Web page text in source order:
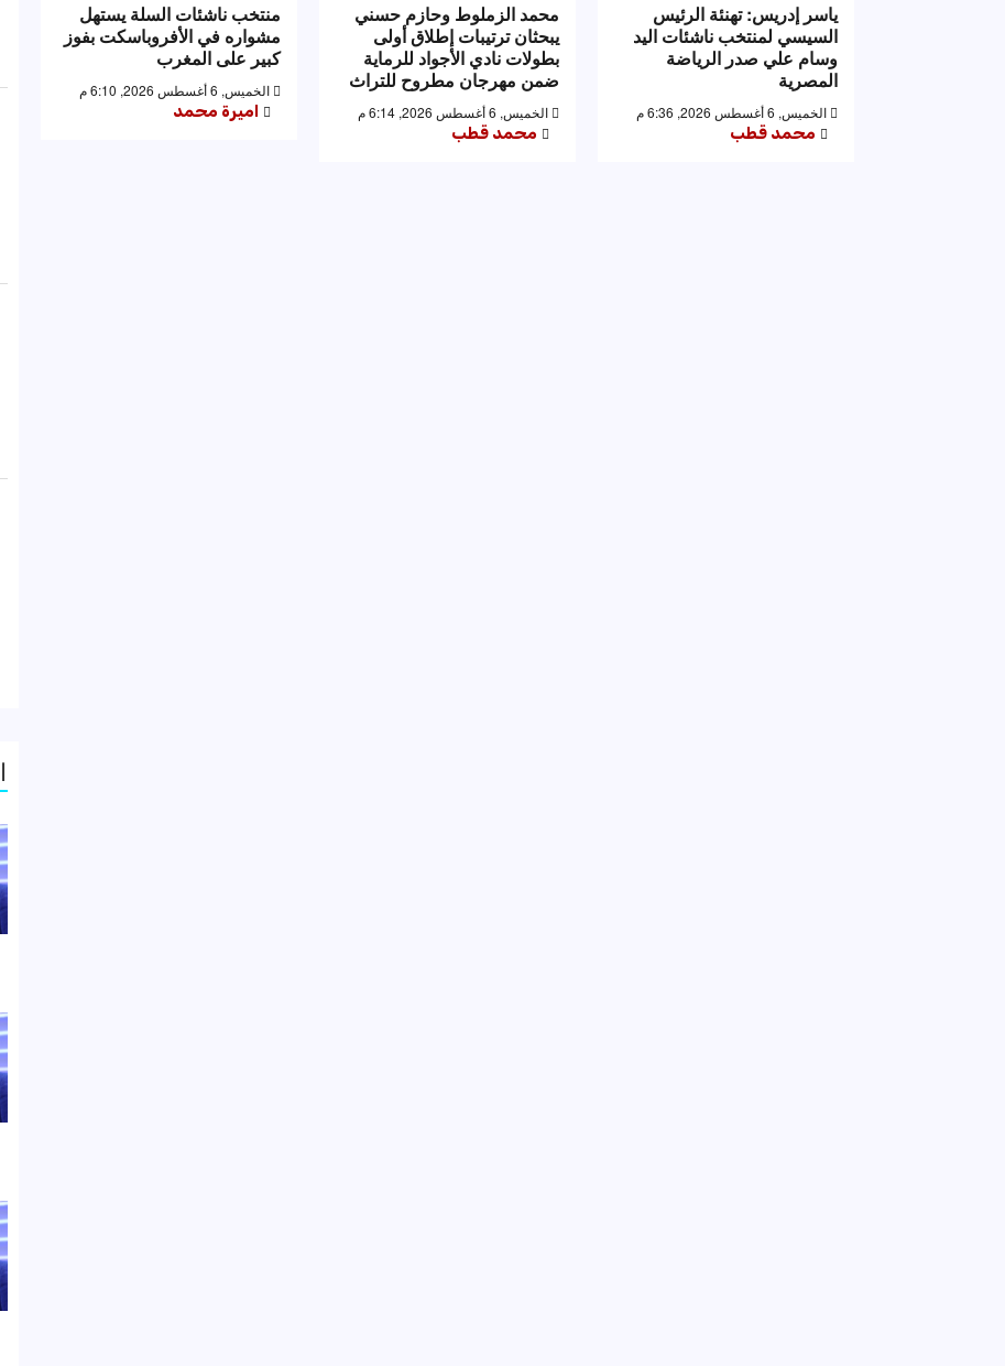
ياسر إدريس: تهنئة الرئيس
السيسي لمنتخب ناشئات اليد
وسام علي صدر الرياضة
المصرية
الخميس, 6 أغسطس 2026, 6:36 م
محمد قطب
محمد الزملوط وحازم حسني
يبحثان ترتيبات إطلاق أولى
بطولات نادي الأجواد للرماية
ضمن مهرجان مطروح للتراث
الخميس, 6 أغسطس 2026, 6:14 م
محمد قطب
منتخب ناشئات السلة يستهل
مشواره في الأفروباسكت بفوز
كبير على المغرب
الخميس, 6 أغسطس 2026, 6:10 م
اميرة محمد